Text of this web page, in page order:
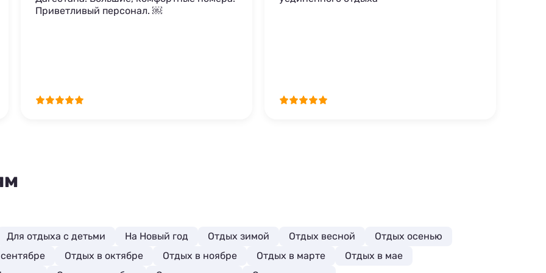
Приветливый персонал. ￼
Для отдыха с детьми На Новый год Отдых зимой Отдых весной
Отдых осенью
Отдых в октябре Отдых в ноябре Отдых в марте
Отдых в мае